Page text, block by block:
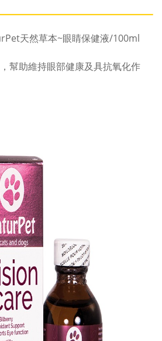
天然草本~眼睛保健液/100ml
幫助維持眼部健康及具抗氧化作